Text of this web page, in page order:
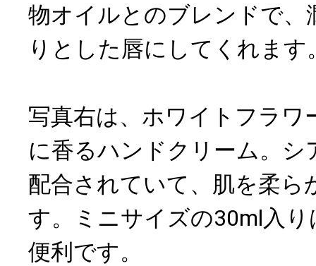
物オイルとのブレンドで、
りとした唇にしてくれます
写真右は、ホワイトフラワ
に香るハンドクリーム。シ
配合されていて、肌を柔ら
す。ミニサイズの30ml入
便利です。